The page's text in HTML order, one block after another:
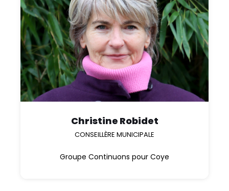
Christine Robidet
CONSEILLÈRE MUNICIPALE
Groupe Continuons pour Coye